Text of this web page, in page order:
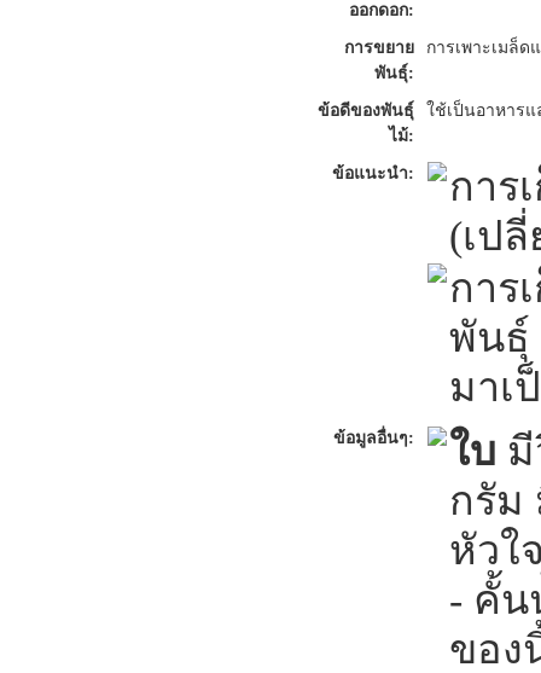
ออกดอก:
การขยาย
พันธุ์:
การเพาะเมล็ด
ข้อดีของพันธุ์
ไม้:
ใช้เป็นอาหาร
ข้อแนะนำ:
การ
(เป
การ
พันธุ์
มาเ
ข้อมูลอื่นๆ: ใบ
กรัม
หัวใ
- คั้น
ของ